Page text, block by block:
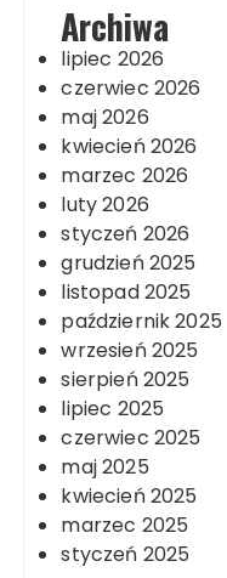
Archiwa
lipiec 2026
czerwiec 2026
maj 2026
kwiecień 2026
marzec 2026
luty 2026
styczeń 2026
grudzień 2025
listopad 2025
październik 2025
wrzesień 2025
sierpień 2025
lipiec 2025
czerwiec 2025
maj 2025
kwiecień 2025
marzec 2025
styczeń 2025